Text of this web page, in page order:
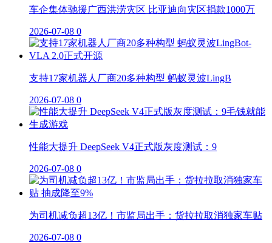
车企集体驰援广西洪涝灾区 比亚迪向灾区捐款1000万
2026-07-08 0
支持17家机器人厂商20多种构型 蚂蚁灵波LingB
2026-07-08 0
性能大提升 DeepSeek V4正式版灰度测试：9
2026-07-08 0
为司机减负超13亿！市监局出手：货拉拉取消独家车贴
2026-07-08 0